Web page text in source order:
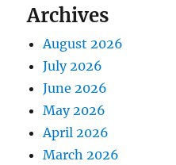
Archives
August 2026
July 2026
June 2026
May 2026
April 2026
March 2026